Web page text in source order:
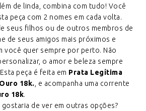
de linda, combina com tudo! Você
peça com 2 nomes em cada volta.
seus filhos ou de outros membros de
de seus amigos mais próximos e
você quer sempre por perto. Não
o amor e beleza sempre
peça é feita em Prata Legítima
18k., e acompanha uma corrente
18k.
de ver em outras opções?